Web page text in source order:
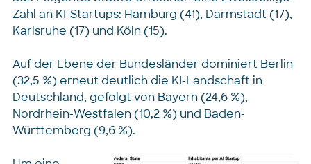
Zahl an KI-Startups: Hamburg (41), Darmstadt (17),
Karlsruhe (17) und Köln (15).
Auf der Ebene der Bundesländer dominiert Berlin
(32,5 %) erneut deutlich die KI-Landschaft in
Deutschland, gefolgt von Bayern (24,6 %),
Nordrhein-Westfalen (10,2 %) und Baden-
Württemberg (9,6 %).